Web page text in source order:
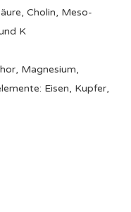
Cholin, Meso-
K
Magnesium,
Eisen, Kupfer,